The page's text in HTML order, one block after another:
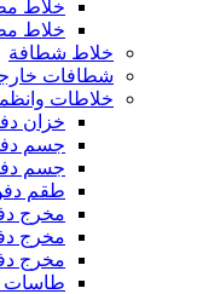
خلاط
خلاط
خلاط شطافة
شطافات
خلاطات
خزان
جسم
جسم
طقم
مخرج
مخرج
مخرج